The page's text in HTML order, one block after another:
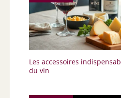
Les accessoires
du vin